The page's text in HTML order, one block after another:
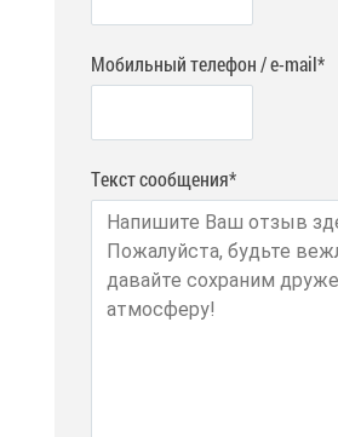
Мобильный телефон / e-mail*
Текст сообщения*